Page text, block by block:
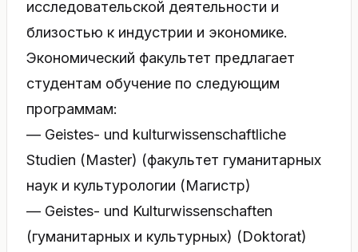
исследовательской деятельности и
близостью к индустрии и экономике.
Экономический факультет предлагает
студентам обучение по следующим
программам:
— Geistes- und kulturwissenschaftliche
Studien (Master) (факультет гуманитарных
наук и культурологии (Магистр)
— Geistes- und Kulturwissenschaften
(гуманитарных и культурных) (Doktorat)